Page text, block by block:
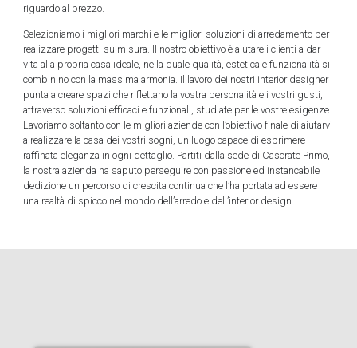
riguardo al prezzo.
Selezioniamo i migliori marchi e le migliori soluzioni di arredamento per
realizzare progetti su misura. Il nostro obiettivo è aiutare i clienti a dar
vita alla propria casa ideale, nella quale qualità, estetica e funzionalità si
combinino con la massima armonia. Il lavoro dei nostri interior designer
punta a creare spazi che riflettano la vostra personalità e i vostri gusti,
attraverso soluzioni efficaci e funzionali, studiate per le vostre esigenze.
Lavoriamo soltanto con le migliori aziende con l’obiettivo finale di aiutarvi
a realizzare la casa dei vostri sogni, un luogo capace di esprimere
raffinata eleganza in ogni dettaglio. Partiti dalla sede di Casorate Primo,
la nostra azienda ha saputo perseguire con passione ed instancabile
dedizione un percorso di crescita continua che l’ha portata ad essere
una realtà di spicco nel mondo dell’arredo e dell’interior design.